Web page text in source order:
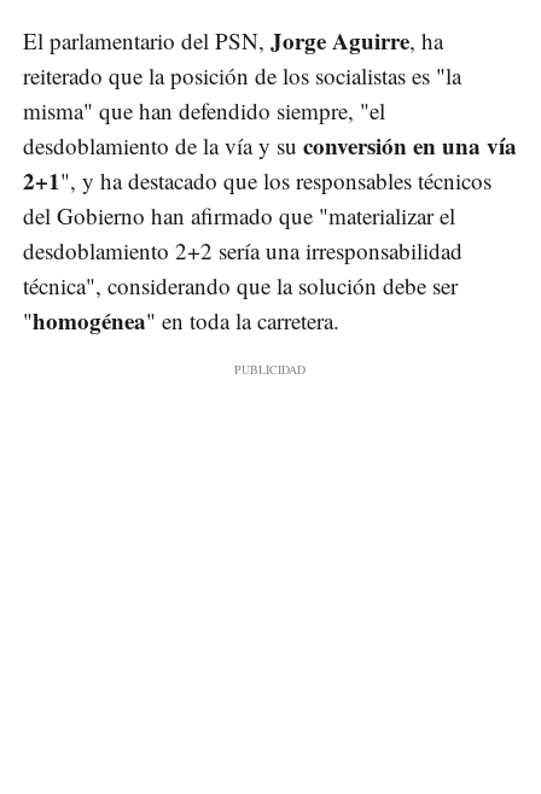
El parlamentario del PSN, Jorge Aguirre, ha
reiterado que la posición de los socialistas es "la
misma" que han defendido siempre, "el
desdoblamiento de la vía y su conversión en una vía
2+1", y ha destacado que los responsables técnicos
del Gobierno han afirmado que "materializar el
desdoblamiento 2+2 sería una irresponsabilidad
técnica", considerando que la solución debe ser
"homogénea" en toda la carretera.